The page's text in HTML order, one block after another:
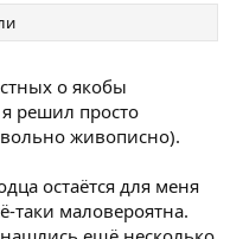
о якобы
решил просто
живописно).
остаётся для меня
таки маловероятна.